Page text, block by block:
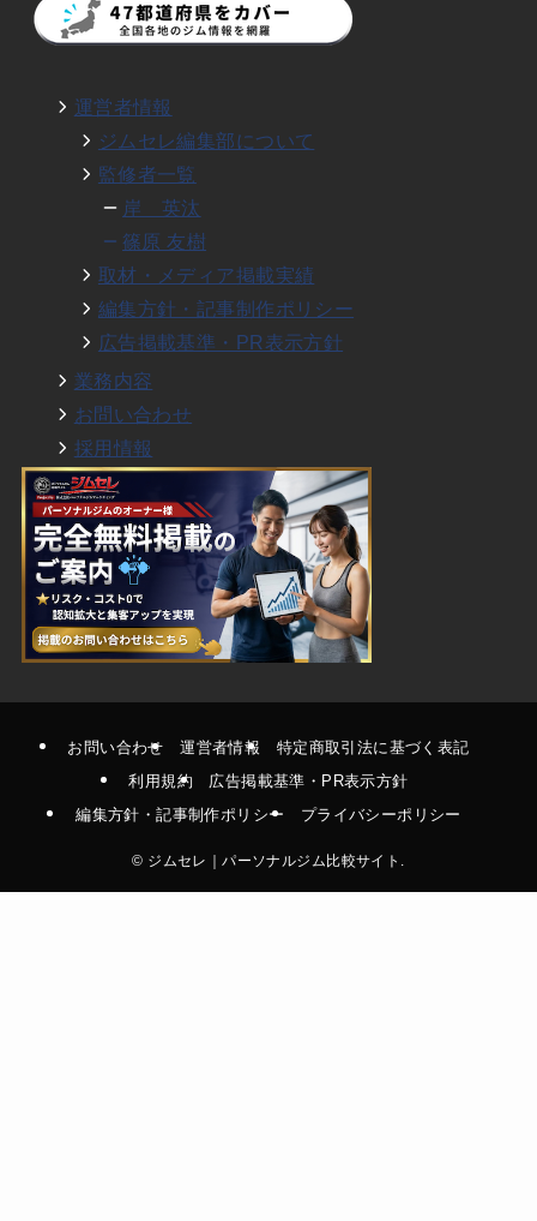
運営者情報
ジムセレ編集部について
監修者一覧
岸 英汰
篠原 友樹
取材・メディア掲載実績
編集方針・記事制作ポリシー
広告掲載基準・PR表示方針
業務内容
お問い合わせ
採用情報
お問い合わせ 運営者情報
特定商取引法に基づく表記
利用規約
広告掲載基準・PR表示方針
編集方針・記事制作ポリシー
プライバシーポリシー
© ジムセレ｜パーソナルジム比較サイト.